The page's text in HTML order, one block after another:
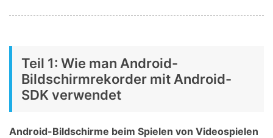
Teil 1: Wie man Android-
Bildschirmrekorder mit Android-
SDK verwendet
Android-Bildschirme beim Spielen von Videospielen